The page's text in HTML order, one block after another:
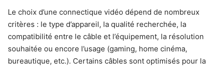
Le choix d’une connectique vidéo dépend de nombreux
critères : le type d’appareil, la qualité recherchée, la
compatibilité entre le câble et l’équipement, la résolution
souhaitée ou encore l’usage (gaming, home cinéma,
bureautique, etc.). Certains câbles sont optimisés pour la